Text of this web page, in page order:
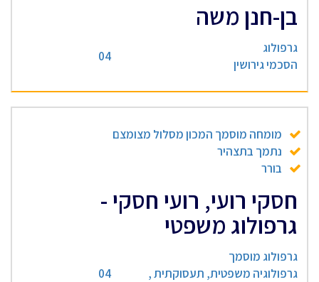
בן-חנן משה
גרפולוג
הסכמי גירושין
04
מומחה מוסמך המכון מסלול מצומצם
נתמך בתצהיר
בורר
חסקי רועי, רועי חסקי -
גרפולוג משפטי
גרפולוג מוסמך
גרפולוגיה משפטית, תעסוקתית ,
04